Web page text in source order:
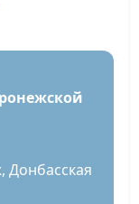
Донбасская